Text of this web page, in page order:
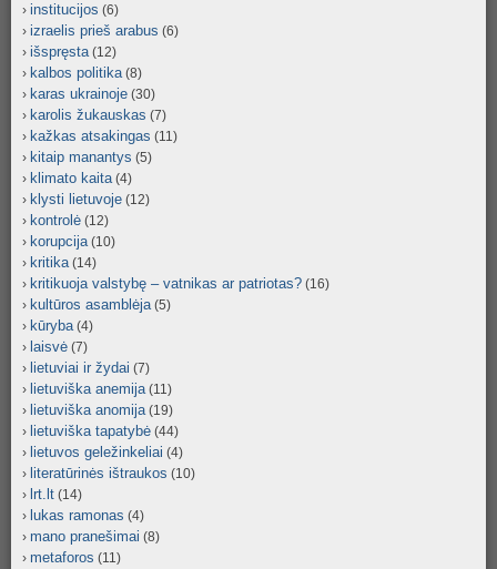
institucijos (6)
izraelis prieš arabus (6)
išspręsta(12)
kalbos politika(8)
karas ukrainoje (30)
karolis žukauskas (7)
kažkas atsakingas (11)
kitaip manantys (5)
klimato kaita(4)
klysti lietuvoje (12)
kontrolė (12)
korupcija(10)
kritika(14)
kritikuoja valstybę – vatnikas ar patriotas? (16)
kultūros asamblėja(5)
kūryba(4)
laisvė (7)
lietuviai ir žydai (7)
lietuviška anemija(11)
lietuviška anomija(19)
lietuviška tapatybė (44)
lietuvos geležinkeliai (4)
literatūrinės ištraukos (10)
lrt.lt (14)
lukas ramonas (4)
mano pranešimai (8)
metaforos (11)